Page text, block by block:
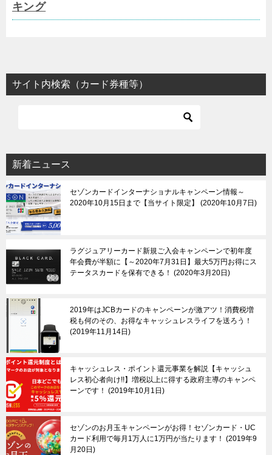
キング
サイト内検索（カード券種等）
新着ニュース
セゾンカードインターナショナルキャンペーン情報～
2020年10月15日まで【当サイト限定】
2020年10月7日
ラグジュアリーカード新規ご入会キャンペーンで初年度
年会費が半額に【～2020年7月31日】最大5万円お得にス
テータスカードを保有できる！
2020年3月20日
2019年はJCBカードのキャンペーンが激アツ！消費税増
税も何のその、お得なキャッシュレスライフを送ろう！
2019年11月14日
キャッシュレス・ポイント還元事業を解説【キャッシュ
レス初心者向け!!】増税以上に得する政府主導のキャンペ
ーンです！
2019年10月1日
セゾンのお月玉キャンペーンがお得！セゾンカード・UC
カード利用で毎月1万人に1万円が当たります！
2019年9
月20日